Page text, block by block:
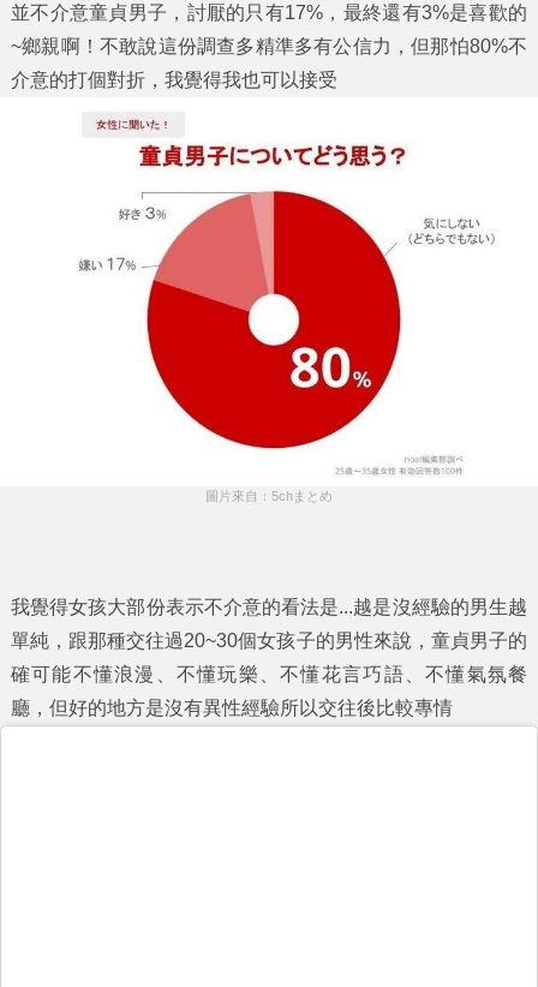
並不介意童貞男子，討厭的只有17%，最終還有3%是喜歡的
~鄉親啊！不敢說這份調查多精準多有公信力，但那怕80%不
介意的打個對折，我覺得我也可以接受
圖片來自：5chまとめ
我覺得女孩大部份表示不介意的看法是...越是沒經驗的男生越
單純，跟那種交往過20~30個女孩子的男性來說，童貞男子的
確可能不懂浪漫、不懂玩樂、不懂花言巧語、不懂氣氛餐
廳，但好的地方是沒有異性經驗所以交往後比較專情